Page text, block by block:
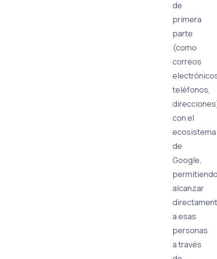
de
primera
parte
(como
correos
teléfonos,
con el
ecosistema
de
Google,
alcanzar
a esas
personas
a través